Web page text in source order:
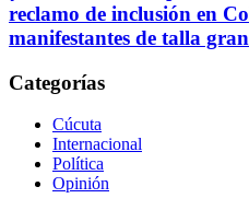
reclamo de inclusión en
manifestantes de talla
Categorías
Cúcuta
Internacional
Política
Opinión